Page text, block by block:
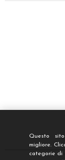
Questo
migliore.
categorie di